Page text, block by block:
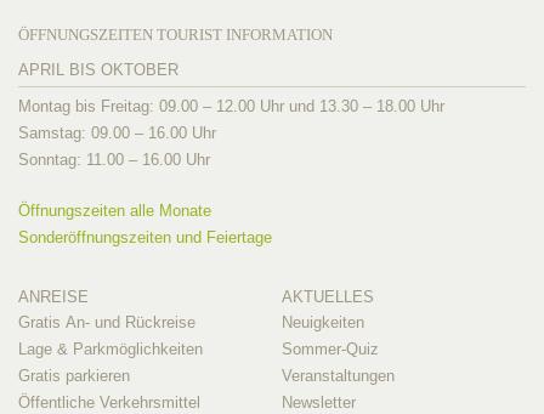
ÖFFNUNGSZEITEN TOURIST INFORMATION
APRIL BIS OKTOBER
Montag bis Freitag: 09.00 – 12.00 Uhr und 13.30 – 18.00 Uhr
Samstag: 09.00 – 16.00 Uhr
Sonntag: 11.00 – 16.00 Uhr
Öffnungszeiten alle Monate
Sonderöffnungszeiten und Feiertage
ANREISE
Gratis An- und Rückreise
Lage & Parkmöglichkeiten
Gratis parkieren
Öffentliche Verkehrsmittel
AKTUELLES
Neuigkeiten
Sommer-Quiz
Veranstaltungen
Newsletter